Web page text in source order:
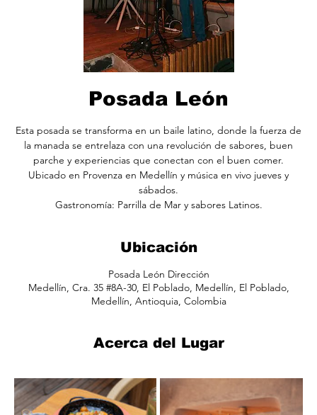
Posada León
Esta posada se transforma en un baile latino, donde la fuerza de
la manada se entrelaza con una revolución de sabores, buen
parche y experiencias que conectan con el buen comer.
Ubicado en Provenza en Medellín y música en vivo jueves y
sábados.
Ubicación
Posada León Dirección
Medellín, Cra. 35 #8A-30, El Poblado, Medellín, El Poblado,
Medellín, Antioquia, Colombia
Acerca del Lugar